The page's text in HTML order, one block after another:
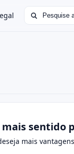
Buscar por:
sentido
mais